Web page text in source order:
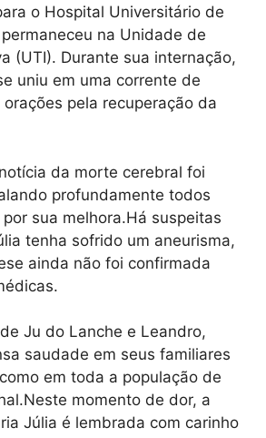
o Hospital Universitário de
na Unidade de
(UTI). Durante sua internação,
uniu em uma corrente de
pela recuperação da
da morte cerebral foi
profundamente todos
sua melhora.Há suspeitas
tenha sofrido um aneurisma,
ainda não foi confirmada
Ju do Lanche e Leandro,
saudade em seus familiares
em toda a população de
momento de dor, a
Júlia é lembrada com carinho